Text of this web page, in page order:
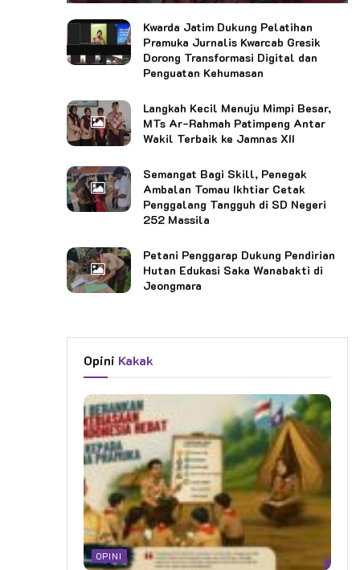
Kwarda Jatim Dukung Pelatihan
Pramuka Jurnalis Kwarcab Gresik
Dorong Transformasi Digital dan
Penguatan Kehumasan
Langkah Kecil Menuju Mimpi Besar,
MTs Ar-Rahmah Patimpeng Antar
Wakil Terbaik ke Jamnas XII
Semangat Bagi Skill, Penegak
Ambalan Tomau Ikhtiar Cetak
Penggalang Tangguh di SD Negeri
252 Massila
Petani Penggarap Dukung Pendirian
Hutan Edukasi Saka Wanabakti di
Jeongmara
Opini Kakak
OPINI